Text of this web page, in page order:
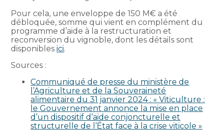
Pour cela, une enveloppe de 150 M€ a été
débloquée, somme qui vient en complément du
programme d’aide à la restructuration et
reconversion du vignoble, dont les détails sont
disponiblesici.
Sources :
Communiqué de presse du ministère de
l’Agriculture et de la Souveraineté
alimentaire du 31 janvier 2024 : « Viticulture :
le Gouvernement annonce la mise en place
d’un dispositif d’aide conjoncturelle et
structurelle de l’État face à la crise viticole »